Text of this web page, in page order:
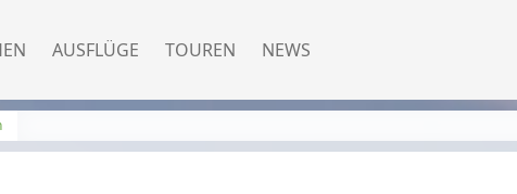
AUSFLÜGE TOUREN NEWS